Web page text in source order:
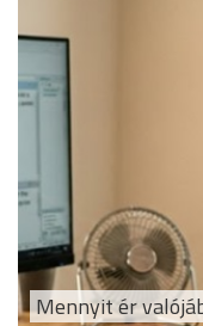
Mennyit ér